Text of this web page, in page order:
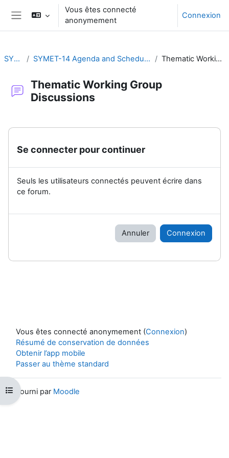
Passer au contenu principal
Panneau latéral
Vous êtes connecté
anonymement
Connexion
Ouvrir l’index du cours
SYMET-14 SYMET-14 Agenda and Schedule Details (22 to 25 November 2021) Thematic Working Group Discussions
Thematic Working Group
Discussions
Se connecter pour continuer
Seuls les utilisateurs connectés peuvent écrire dans
ce forum.
Annuler Connexion
Vous êtes connecté anonymement (Connexion)
Résumé de conservation de données
Obtenir l’app mobile
Passer au thème standard
Fourni par Moodle